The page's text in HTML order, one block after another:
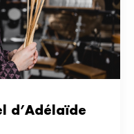
d’Adélaïde